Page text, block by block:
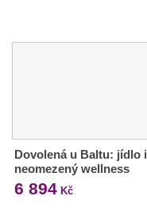
Dovolená u Baltu: jídlo i
neomezený wellness
6 894 Kč